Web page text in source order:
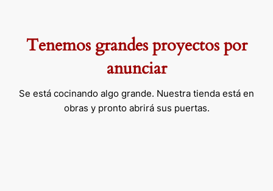
Tenemos grandes proyectos por
anunciar
Se está cocinando algo grande. Nuestra tienda está en
obras y pronto abrirá sus puertas.